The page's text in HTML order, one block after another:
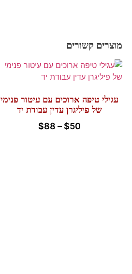
מוצרים קשורים
עגילי טיפה ארוכים עם עיטור פנימי
של פיליגרן עדין עבודת יד
$50
–
$88